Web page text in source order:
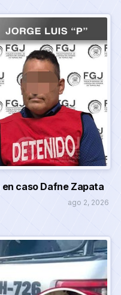
caso Dafne Zapata
ago 2, 2026